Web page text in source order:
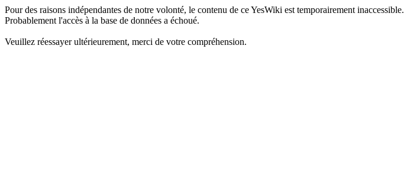
Pour des raisons indépendantes de notre volonté, le contenu de ce YesWiki est temporairement inaccessible.
Probablement l'accès à la base de données a échoué.
Veuillez réessayer ultérieurement, merci de votre compréhension.